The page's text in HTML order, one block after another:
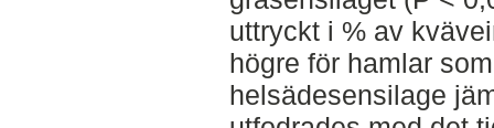
uttryckt i % av
högre för hamlar
helsädesensilage